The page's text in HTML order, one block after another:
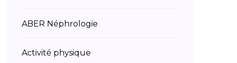
ABER Néphrologie
Activité physique